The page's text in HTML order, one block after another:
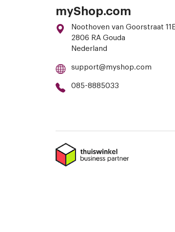
myShop.com
Noothoven van Goorstraat
2806 RA Gouda
Nederland
support@myshop.com
085-8885033